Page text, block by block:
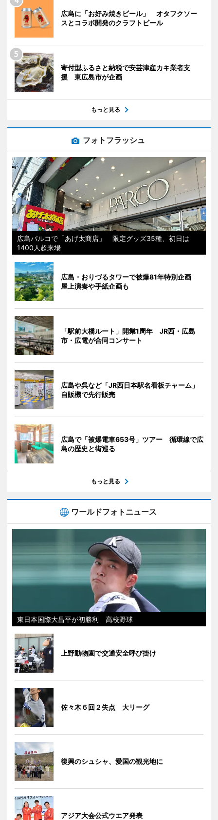
広島に「お好み焼きビール」 オタフクソー
スとコラボ開発のクラフトビール
寄付型ふるさと納税で安芸津産カキ業者支
援 東広島市が企画
もっと見る
フォトフラッシュ
広島パルコで「あげ太商店」 限定グッズ35種、初日は
1400人超来場
広島・おりづるタワーで被爆81年特別企画
屋上演奏や手紙企画も
「駅前大橋ルート」開業1周年 JR西・広島
市・広電が合同コンサート
広島や呉など「JR西日本駅名看板チャーム」
自販機で先行販売
広島で「被爆電車653号」ツアー 循環線で広
島の歴史と街巡る
もっと見る
ワールドフォトニュース
東日本国際大昌平が初勝利 高校野球
上野動物園で交通安全呼び掛け
佐々木６回２失点 大リーグ
復興のシュシャ、愛国の観光地に
アジア大会公式ウエア発表